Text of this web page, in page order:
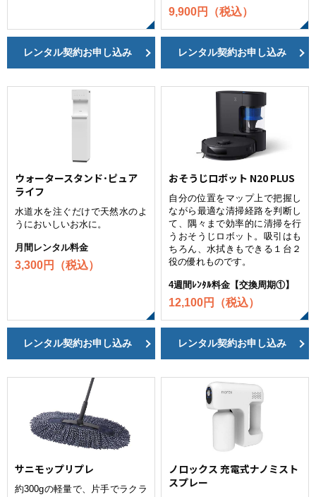
レンタル契約お申し込み
9,900円（税込）
レンタル契約お申し込み
ウォータースタンド･ピュア
ライフ
水道水を注ぐだけで天然水のよ
うにおいしいお水に。
月間レンタル料金
3,300円（税込）
レンタル契約お申し込み
おそうじロボット N20 PLUS
自分の位置をマップ上で把握し
ながら最適な清掃経路を判断し
て、隅々まで効率的に清掃を行
うおそうじロボット。吸引はも
ちろん、水拭きもできる１台２
役の優れものです。
4週間ﾚﾝﾀﾙ料金【交換周期①】
12,100円（税込）
レンタル契約お申し込み
サニモップリプレ
約300gの軽量で、片手でラクラ
ノロックス 充電式ナノミスト
スプレー